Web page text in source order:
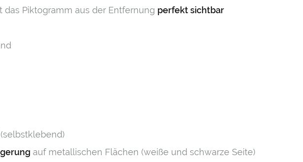
das Piktogramm aus der Entfernung perfektsichtbar
auf metallischen Flächen (weiße und schwarze Seite)